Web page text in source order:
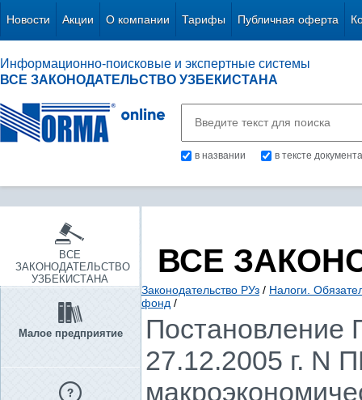
Новости Акции О компании Тарифы Публичная оферта
Информационно-поисковые и экспертные системы
ВСЕ ЗАКОНОДАТЕЛЬСТВО УЗБЕКИСТАНА
в названии в тексте документа
ВСЕ
ЗАКОНОДАТЕЛЬСТВО
УЗБЕКИСТАНА
Малое предприятие
ВСЕ
Законодательство РУз / Налоги.
фонд /
Постановление
27.12.2005 г. N